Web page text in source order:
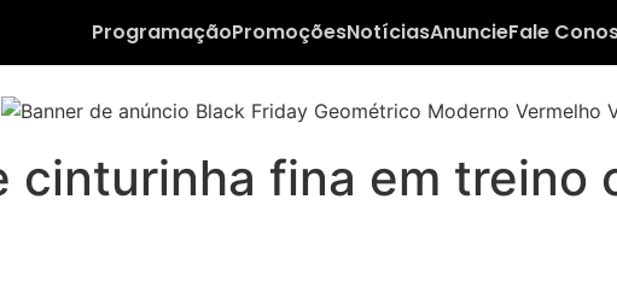
ProgramaçãoPromoçõesNotíciasAnuncieFale
fina em treino